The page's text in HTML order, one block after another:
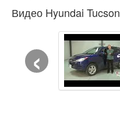
Видео Hyundai Tucson
‹